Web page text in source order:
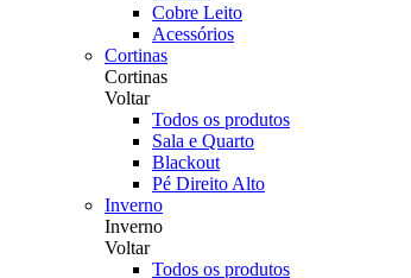
Cobre Leito
Acessórios
Cortinas
Cortinas
Voltar
Todos os produtos
Sala e Quarto
Blackout
Pé Direito Alto
Inverno
Inverno
Voltar
Todos os produtos